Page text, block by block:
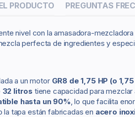
PRODUCTO PREGUNTAS
nivel con la amasadora-
perfecta de ingredientes y
a un motor GR8 de 1,75 HP (o
32 litros tiene capacidad para
hasta un 90%, lo que facilita
la tapa están fabricadas en acero